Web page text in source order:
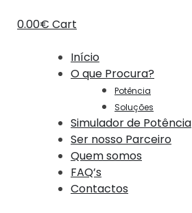
0.00€ Cart
Início
O que Procura?
Potência
Soluções
Simulador de Potência
Ser nosso Parceiro
Quem somos
FAQ’s
Contactos